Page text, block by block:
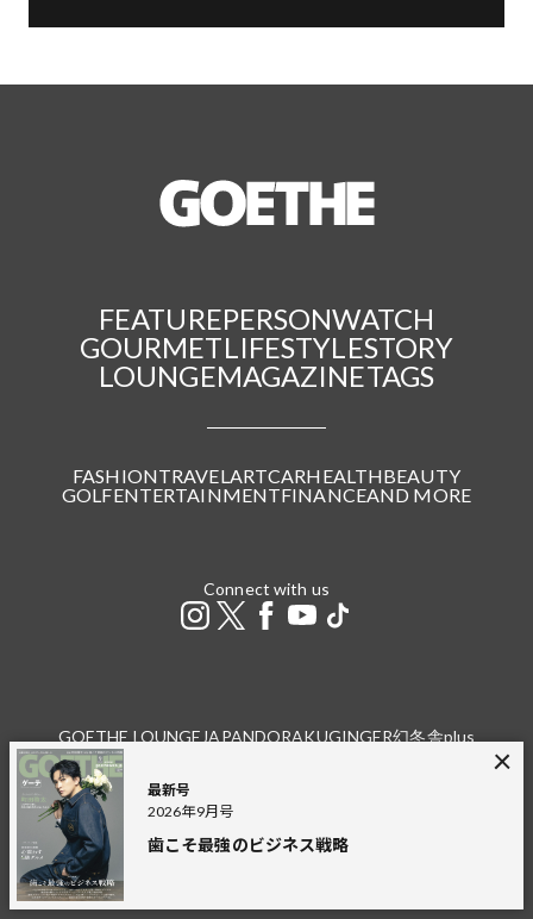
最新号
2026年9月号
歯こそ最強のビジネス戦略
FEATUREPERSONWATCH
GOURMETLIFESTYLESTORY
LOUNGEMAGAZINETAGS
FASHIONTRAVEL ARTCARHEALTHBEAUTY
GOLFENTERTAINMENTFINANCEAND MORE
Connect with us
GOETHE LOUNGE JAPANDORAKUGINGER幻冬舎plus
広告掲載プライバシーポリシー
特定商取引法に基づく表記
お問い合わせ（法人）採用情報